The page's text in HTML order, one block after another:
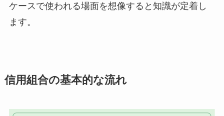
ケースで使われる場面を想像すると知識が定着し
ます。
信用組合の基本的な流れ